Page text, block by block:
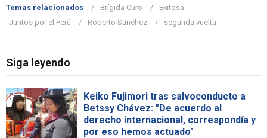
Temas relacionados Brígida Curo
Exitosa
Juntos por el Perú
Roberto Sánchez segunda vuelta
Siga leyendo
Keiko Fujimori tras salvoconducto a
Betssy Chávez: "De acuerdo al
derecho internacional, correspondía y
por eso hemos actuado"